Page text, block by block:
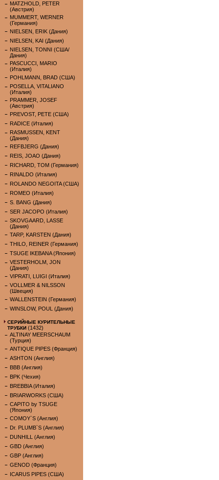
MATZHOLD, PETER
(Австрия)
MUMMERT, WERNER
(Германия)
NIELSEN, ERIK (Дания)
NIELSEN, KAI (Дания)
NIELSEN, TONNI (США/
Дания)
PASCUCCI, MARIO
(Италия)
POHLMANN, BRAD (США)
POSELLA, VITALIANO
(Италия)
PRAMMER, JOSEF
(Австрия)
PREVOST, PETE (США)
RADICE (Италия)
RASMUSSEN, KENT
(Дания)
REFBJERG (Дания)
REIS, JOAO (Дания)
RICHARD, TOM (Германия)
RINALDO (Италия)
ROLANDO NEGOITA (США)
ROMEO (Италия)
S. BANG (Дания)
SER JACOPO (Италия)
SKOVGAARD, LASSE
(Дания)
TARP, KARSTEN (Дания)
THILO, REINER (Германия)
TSUGE IKEBANA (Япония)
VESTERHOLM, JON
(Дания)
VIPRATI, LUIGI (Италия)
VOLLMER & NILSSON
(Швеция)
WALLENSTEIN (Германия)
WINSLOW, POUL (Дания)
СЕРИЙНЫЕ КУРИТЕЛЬНЫЕ
ТРУБКИ (1432)
ALTINAY MEERSCHAUM
(Турция)
ANTIQUE PIPES (Франция)
ASHTON (Англия)
BBB (Англия)
BPK (Чехия)
BREBBIA (Италия)
BRIARWORKS (США)
CAPITO by TSUGE
(Япония)
COMOY`S (Англия)
Dr. PLUMB`S (Англия)
DUNHILL (Англия)
GBD (Англия)
GBP (Англия)
GENOD (Франция)
ICARUS PIPES (США)